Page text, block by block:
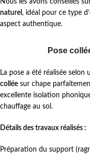
Nous les avons conseillés
naturel , idéal pour ce type
aspect authentique.
Pose
La pose a été réalisée selon
collée sur chape
excellente isolation
chauffage au sol.
Détails des travaux réalisés :
Préparation du support